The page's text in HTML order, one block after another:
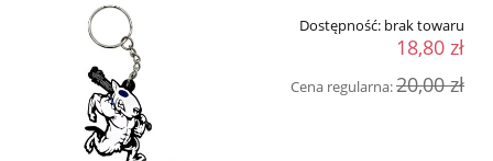
Dostępność: brak towaru
18,80 zł
Cena regularna:20,00 zł